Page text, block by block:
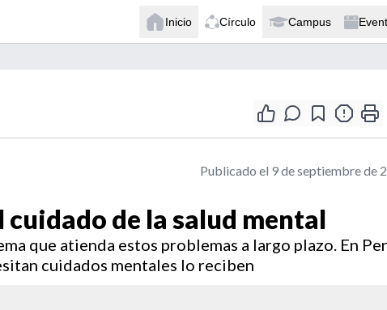
Inicio Círculo Campus
Publicado el 9 de septiembre de
cuidado de la salud mental
que atienda estos problemas a largo plazo. En
cuidados mentales lo reciben